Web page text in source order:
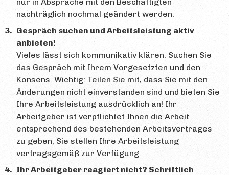
nachträglich nochmal geändert werden.
Gespräch suchen und Arbeitsleistung aktiv
anbieten!
Vieles lässt sich kommunikativ klären. Suchen Sie
das Gespräch mit Ihrem Vorgesetzten und den
Konsens. Wichtig: Teilen Sie mit, dass Sie mit den
Änderungen nicht einverstanden sind und bieten Sie
Ihre Arbeitsleistung ausdrücklich an! Ihr
Arbeitgeber ist verpflichtet Ihnen die Arbeit
entsprechend des bestehenden Arbeitsvertrages
zu geben, Sie stellen Ihre Arbeitsleistung
vertragsgemäß zur Verfügung.
Ihr Arbeitgeber reagiert nicht? Schriftlich